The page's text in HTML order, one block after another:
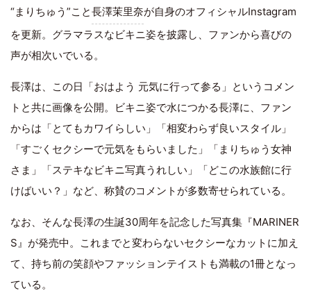
“まりちゅう”こと長澤茉里奈が自身のオフィシャルInstagram
を更新。グラマラスなビキニ姿を披露し、ファンから喜びの
声が相次いでいる。
長澤は、この日「おはよう 元気に行って参る」というコメン
トと共に画像を公開。ビキニ姿で水につかる長澤に、ファン
からは「とてもカワイらしい」「相変わらず良いスタイル」
「すごくセクシーで元気をもらいました」「まりちゅう女神
さま」「ステキなビキニ写真うれしい」「どこの水族館に行
けばいい？」など、称賛のコメントが多数寄せられている。
なお、そんな長澤の生誕30周年を記念した写真集『MARINER
S』が発売中。これまでと変わらないセクシーなカットに加え
て、持ち前の笑顔やファッションテイストも満載の1冊となっ
ている。